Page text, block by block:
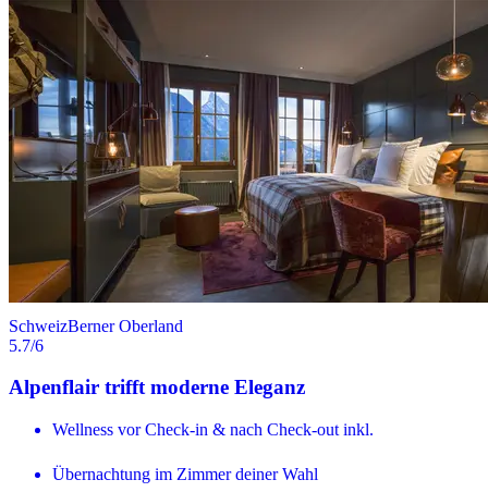
SchweizBerner Oberland
5.7/6
Alpenflair trifft moderne Eleganz
Wellness vor Check-in & nach Check-out inkl.
Übernachtung im Zimmer deiner Wahl